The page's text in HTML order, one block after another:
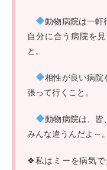
動物病院は一軒
自分に合う病院を
と。
相性が良い病院
張って行くこと。
動物病院は、皆
みんな違うんだよ～
❖私はミーを病気で